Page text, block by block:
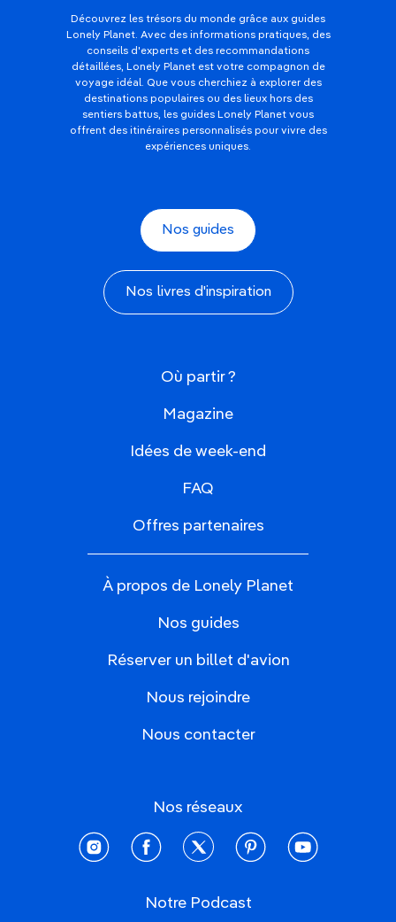
Découvrez les trésors du monde grâce aux guides
Lonely Planet. Avec des informations pratiques, des
conseils d'experts et des recommandations
détaillées, Lonely Planet est votre compagnon de
voyage idéal. Que vous cherchiez à explorer des
destinations populaires ou des lieux hors des
sentiers battus, les guides Lonely Planet vous
offrent des itinéraires personnalisés pour vivre des
expériences uniques.
Nos guides
Nos livres d'inspiration
Où partir ?
Magazine
Idées de week-end
FAQ
Offres partenaires
À propos de Lonely Planet
Nos guides
Réserver un billet d'avion
Nous rejoindre
Nous contacter
Nos réseaux
instagramfacebooktwitter pinterestyoutube
Notre Podcast